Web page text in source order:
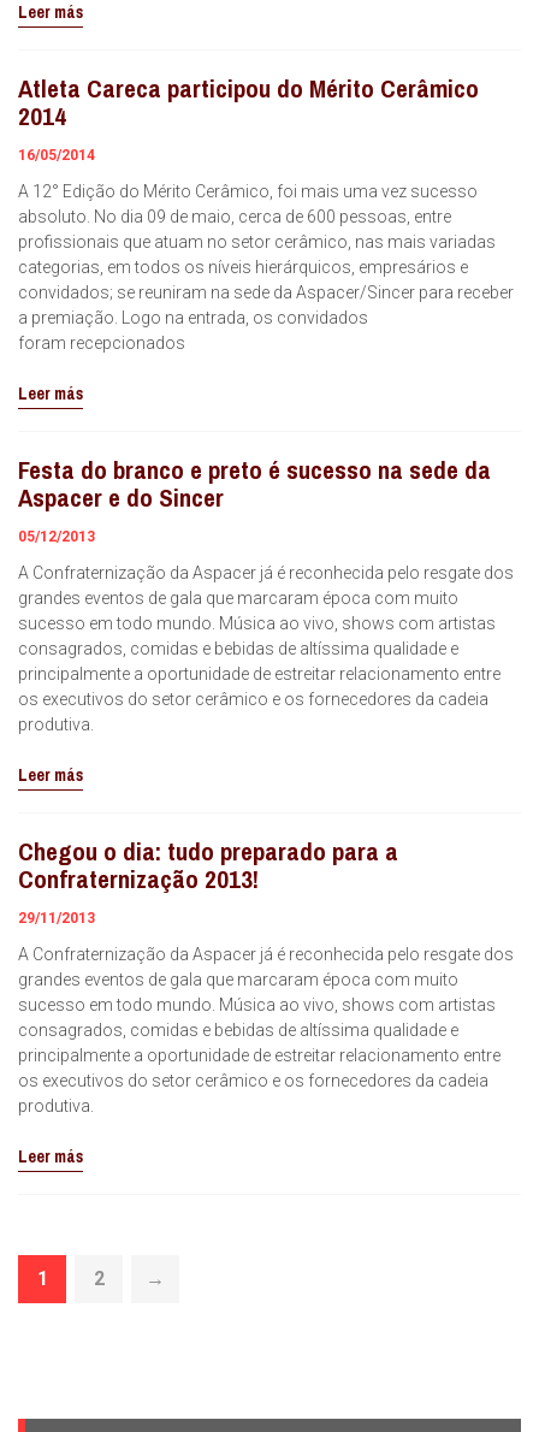
Leer más
Atleta Careca participou do Mérito Cerâmico
2014
16/05/2014
A 12° Edição do Mérito Cerâmico, foi mais uma vez sucesso
absoluto. No dia 09 de maio, cerca de 600 pessoas, entre
profissionais que atuam no setor cerâmico, nas mais variadas
categorias, em todos os níveis hierárquicos, empresários e
convidados; se reuniram na sede da Aspacer/Sincer para receber
a premiação. Logo na entrada, os convidados
foram recepcionados
Leer más
Festa do branco e preto é sucesso na sede da
Aspacer e do Sincer
05/12/2013
A Confraternização da Aspacer já é reconhecida pelo resgate dos
grandes eventos de gala que marcaram época com muito
sucesso em todo mundo. Música ao vivo, shows com artistas
consagrados, comidas e bebidas de altíssima qualidade e
principalmente a oportunidade de estreitar relacionamento entre
os executivos do setor cerâmico e os fornecedores da cadeia
produtiva.
Leer más
Chegou o dia: tudo preparado para a
Confraternização 2013!
29/11/2013
A Confraternização da Aspacer já é reconhecida pelo resgate dos
grandes eventos de gala que marcaram época com muito
sucesso em todo mundo. Música ao vivo, shows com artistas
consagrados, comidas e bebidas de altíssima qualidade e
principalmente a oportunidade de estreitar relacionamento entre
os executivos do setor cerâmico e os fornecedores da cadeia
produtiva.
Leer más
1 2 →